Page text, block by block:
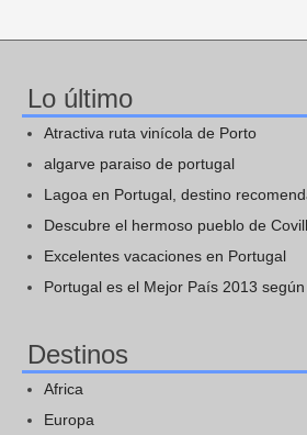
Lo último
Atractiva ruta vinícola de Porto
algarve paraiso de portugal
Lagoa en Portugal, destino
Descubre el hermoso pueblo de
Excelentes vacaciones en Portugal
Portugal es el Mejor País 2013
Destinos
Africa
Europa